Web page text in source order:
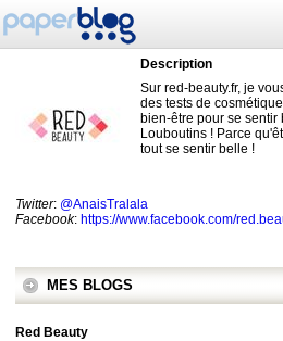
Description
Sur red-beauty.fr, je
des tests de
bien-être pour se sentir
Louboutins ! Parce
tout se sentir belle !
Twitter: @AnaisTralala
Facebook: https://www.facebook.com/
MES BLOGS
Red Beauty